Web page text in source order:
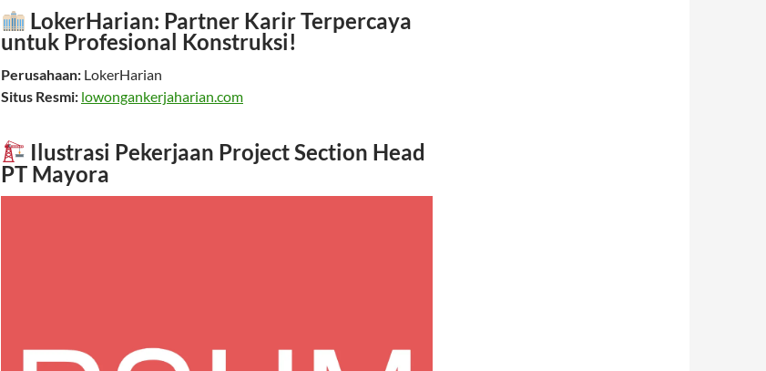
LokerHarian: Partner Karir Terpercaya
untuk Profesional Konstruksi!
Perusahaan: LokerHarian
Situs Resmi: lowongankerjaharian.com
Ilustrasi Pekerjaan Project Section Head
PT Mayora